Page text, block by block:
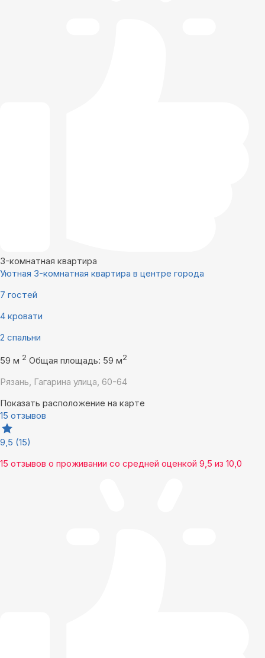
3-комнатная квартира
Уютная 3-комнатная квартира в центре города
7 гостей
4 кровати
2 спальни
59 м 2 Общая площадь: 59 м2
Рязань, Гагарина улица, 60-64
Показать расположение на карте
15 отзывов
9,5 (15)
15 отзывов о проживании со средней оценкой 9,5 из 10,0